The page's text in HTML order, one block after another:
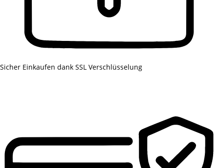
Sicher Einkaufen dank SSL Verschlüsselung